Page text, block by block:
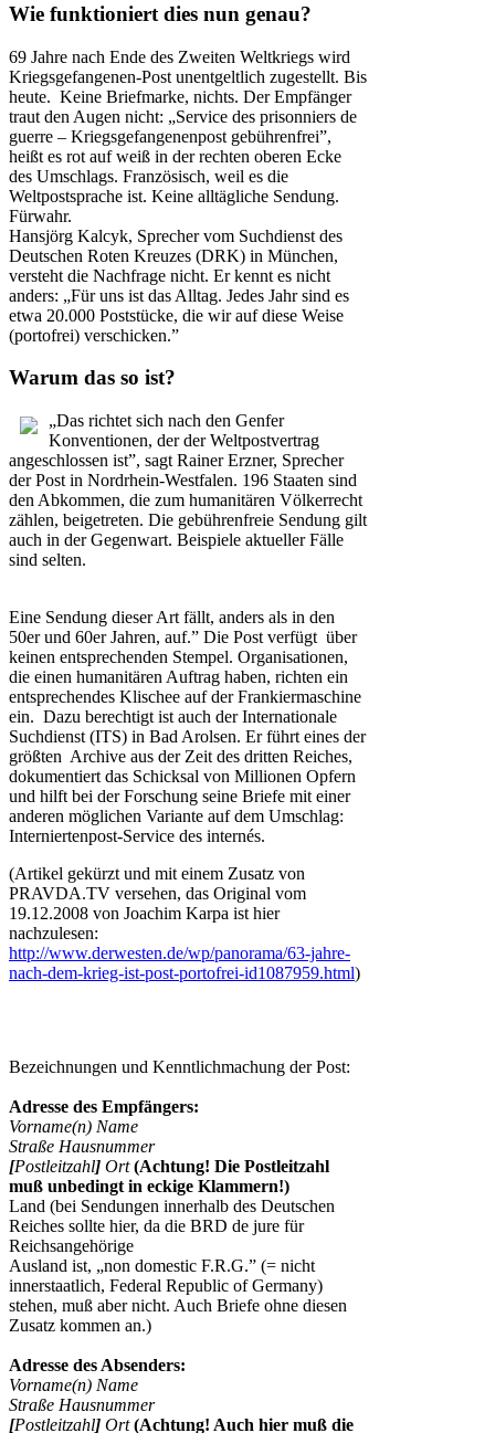
Wie funktioniert dies nun genau?
69 Jahre nach Ende des Zweiten Weltkriegs wird
Kriegsgefangenen-Post unentgeltlich zugestellt. Bis
heute. Keine Briefmarke, nichts. Der Empfänger
traut den Augen nicht: „Service des prisonniers de
guerre – Kriegsgefangenenpost gebührenfrei”,
heißt es rot auf weiß in der rechten oberen Ecke
des Umschlags. Französisch, weil es die
Weltpostsprache ist. Keine alltägliche Sendung.
Fürwahr.
Hansjörg Kalcyk, Sprecher vom Suchdienst des
Deutschen Roten Kreuzes (DRK) in München,
versteht die Nachfrage nicht. Er kennt es nicht
anders: „Für uns ist das Alltag. Jedes Jahr sind es
etwa 20.000 Poststücke, die wir auf diese Weise
(portofrei) verschicken.”
Warum das so ist?
„Das richtet sich nach den Genfer
Konventionen, der der Weltpostvertrag
angeschlossen ist”, sagt Rainer Erzner, Sprecher
der Post in Nordrhein-Westfalen. 196 Staaten sind
den Abkommen, die zum humanitären Völkerrecht
zählen, beigetreten. Die gebührenfreie Sendung gilt
auch in der Gegenwart. Beispiele aktueller Fälle
sind selten.
Eine Sendung dieser Art fällt, anders als in den
50er und 60er Jahren, auf.” Die Post verfügt über
keinen entsprechenden Stempel. Organisationen,
die einen humanitären Auftrag haben, richten ein
entsprechendes Klischee auf der Frankiermaschine
ein. Dazu berechtigt ist auch der Internationale
Suchdienst (ITS) in Bad Arolsen. Er führt eines der
größten Archive aus der Zeit des dritten Reiches,
dokumentiert das Schicksal von Millionen Opfern
und hilft bei der Forschung seine Briefe mit einer
anderen möglichen Variante auf dem Umschlag:
Interniertenpost-Service des internés.
(Artikel gekürzt und mit einem Zusatz von
PRAVDA.TV versehen, das Original vom
19.12.2008 von Joachim Karpa ist hier
nachzulesen:
http://www.derwesten.de/wp/panorama/63-jahre-
nach-dem-krieg-ist-post-portofrei-id1087959.html)
Bezeichnungen und Kenntlichmachung der Post:
Adresse des Empfängers:
Vorname(n) Name
Straße Hausnummer
[Postleitzahl] Ort (Achtung! Die Postleitzahl
muß unbedingt in eckige Klammern!)
Land (bei Sendungen innerhalb des Deutschen
Reiches sollte hier, da die BRD de jure für
Reichsangehörige
Ausland ist, „non domestic F.R.G.” (= nicht
innerstaatlich, Federal Republic of Germany)
stehen, muß aber nicht. Auch Briefe ohne diesen
Zusatz kommen an.)
Adresse des Absenders:
Vorname(n) Name
Straße Hausnummer
[Postleitzahl] Ort (Achtung! Auch hier muß die